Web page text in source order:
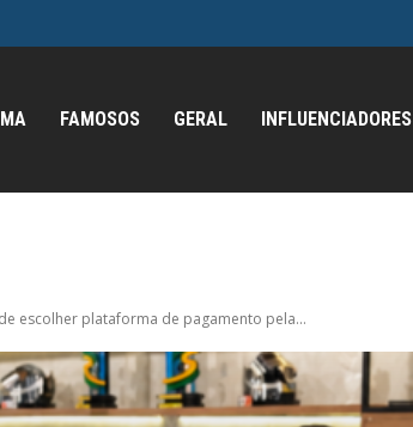
FAMOSOS GERAL INFLUENCIADORES
escolher plataforma de pagamento pela...